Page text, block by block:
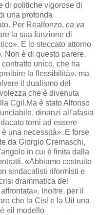
di politiche vigorose di
una profonda
Per Realfonzo, ca va
la sua funzione di
E lo steccato attorno
Non è di questo parere,
unico, che ha
la flessibilità», ma
il dualismo del
che è divenuta
Cgil.Ma è stato Alfonso
dinanzi all'afasia
torni ad essere
una necessità». E forse
da Giorgio Cremaschi,
in cui è finita dalla
«Abbiamo costruito
sindacalisti riformisti e
drammatica del
Inoltre, per il
che la Cisl e la Uil una
«il modello